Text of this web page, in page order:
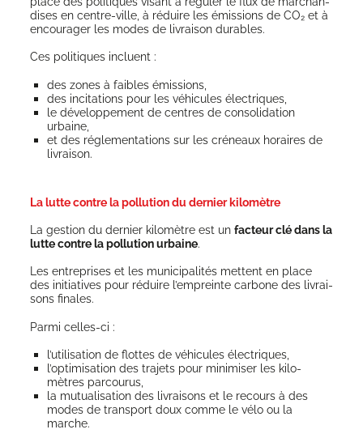
dises en centre-ville, à réduire les émis­sions de CO₂ et à
encou­ra­ger les modes de livrai­son durables.
Ces poli­tiques incluent :
des zones à faibles émissions,
des inci­ta­tions pour les véhi­cules électriques,
le déve­lop­pe­ment de centres de conso­li­da­tion
urbaine,
et des régle­men­ta­tions sur les cré­neaux horaires de
livraison.
La lutte contre la pollution du dernier kilomètre
La ges­tion du der­nier kilo­mètre est un fac­teur clé dans la
lutte contre la pol­lu­tion urbaine.
Les entre­prises et les muni­ci­pa­li­tés mettent en place
des ini­tia­tives pour réduire l’empreinte car­bone des livrai­
sons finales.
Par­mi celles-ci :
l’utilisation de flottes de véhi­cules électriques,
l’optimisation des tra­jets pour mini­mi­ser les kilo­
mètres parcourus,
la mutua­li­sa­tion des livrai­sons et le recours à des
modes de trans­port doux comme le vélo ou la
marche.